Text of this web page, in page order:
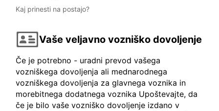
Kaj prinesti na postajo?
Vaše veljavno vozniško dovoljenje
Če je potrebno - uradni prevod vašega
vozniškega dovoljenja ali mednarodnega
vozniškega dovoljenja za glavnega voznika in
morebitnega dodatnega voznika Upoštevajte, da
če je bilo vaše vozniško dovoljenje izdano v